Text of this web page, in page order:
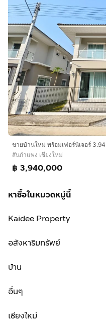
สันกำแพง เชียงใหม่
฿ 3,940,000
หาซื้อในหมวดหมู่นี้
Kaidee Property
อสังหาริมทรัพย์
บ้าน
อื่นๆ
เชียงใหม่